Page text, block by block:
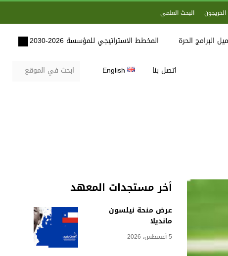
الخريجون البحث العلمي
البرامج الحرة المخطط الاستراتيجي للمؤسسة 2026-2030
اتصل بنا English
أخر مستجدات المعهد
عرض منحة نيلسون
مانديلا
5 أغسطس، 2026